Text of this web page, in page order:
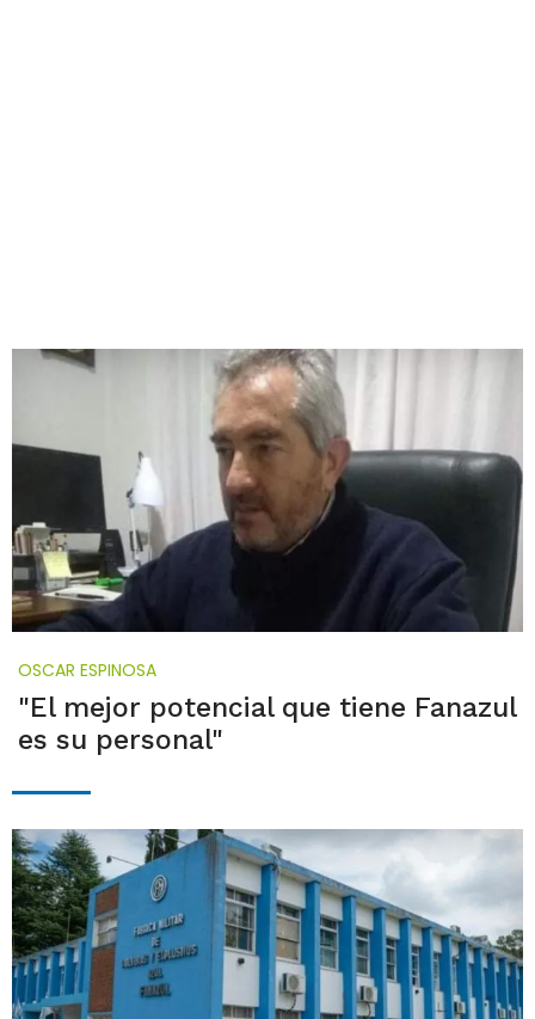
OSCAR ESPINOSA
"El mejor potencial que tiene Fanazul
es su personal"